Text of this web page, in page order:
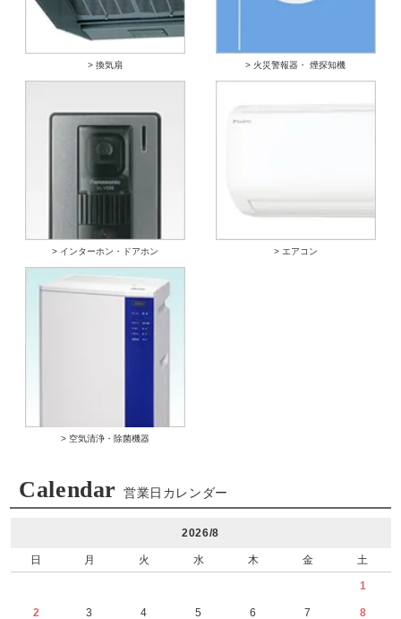
> 換気扇 > 火災警報器・ 煙探知機
> インターホン・ドアホン > エアコン
> 空気清浄・除菌機器
Calendar 営業日カレンダー
2026/8
日 月 火 水 木 金 土
1
2 3 4 5 6 7 8